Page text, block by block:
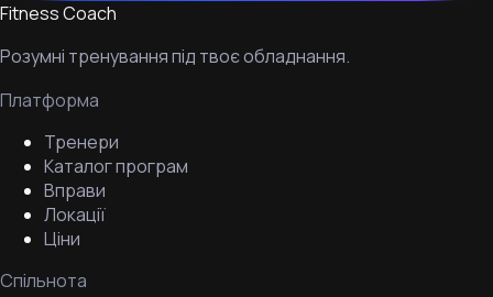
Fitness Coach
Розумні тренування під твоє обладнання.
Платформа
Тренери
Каталог програм
Вправи
Локації
Ціни
Спільнота